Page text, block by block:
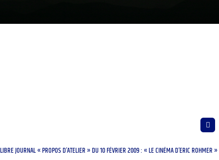
LIBRE JOURNAL « PROPOS D’ATELIER » DU 10 FÉVRIER 2009 : « LE CINÉMA D’ERIC ROHMER »